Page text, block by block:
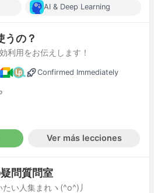
AI & Deep Learning
うの？
利用をお伝えします！
Confirmed Immediately
Ver más lecciones
問質問室
い人集まれヽ(^o^)丿